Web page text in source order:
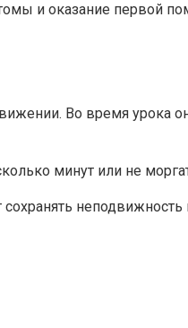
и оказание первой
Во время урока
минут или не
неподвижность